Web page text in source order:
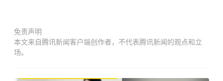
免责声明
本文来自腾讯新闻客户端创作者，不代表腾讯新闻的观点和立
场。